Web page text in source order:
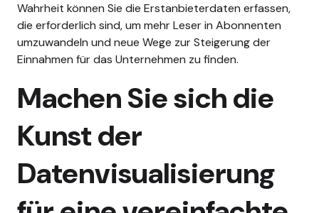
Wahrheit können Sie die Erstanbieterdaten erfassen,
die erforderlich sind, um mehr Leser in Abonnenten
umzuwandeln und neue Wege zur Steigerung der
Einnahmen für das Unternehmen zu finden.
Machen Sie sich die
Kunst der
Datenvisualisierung